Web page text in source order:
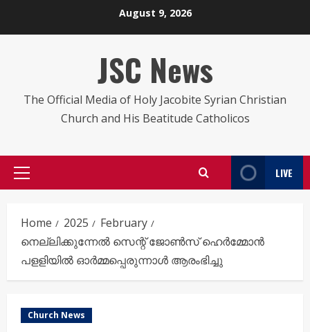
August 9, 2026
JSC News
The Official Media of Holy Jacobite Syrian Christian
Church and His Beatitude Catholicos
Primary
LIVE
Home 2025
February
നെല്ലിക്കുന്നേൽ സെന്റ് ജോൺസ് ഹെർമ്മോൻ
പളളിയിൽ ഓർമ്മപ്പെരുന്നാൾ ആരംഭിച്ചു
Church News